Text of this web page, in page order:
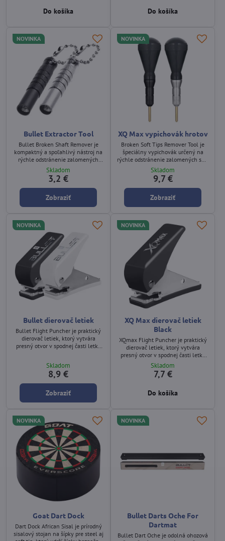
sáčku s logom.
Do košíka Do košíka
NOVINKA
Bullet Extractor Tool
Bullet Broken Shaft Remover je
kompaktný a spoľahlivý nástroj na
rýchle odstránenie zalomených
násadiek (shaftov) a zalomených
plastových hrotov (soft tipov) zo
závitu tela šípky. Dostupný v
prevedeniach black a silver.
Skladom
3,2 €
Zobraziť
NOVINKA
XQ Max vypichovák hrotov
Broken Soft Tips Remover Tool je
špeciálny vypichovák určený na
rýchle odstránenie zalomených soft
hrotov zo segmentu elektronického
terča. Umožňuje bezpečné
vyčistenie otvoru bez poškodenia
segmentu. Dostupný v
prevedeniach black a black‑silver.
Skladom
9,7 €
Zobraziť
NOVINKA
Bullet dierovač letiek
Bullet Flight Puncher je praktický
dierovač letiek, ktorý vytvára
presný otvor v spodnej časti letky
uchytenie letky v násadke a
zlepšuje stabilitu počas hry.
Dostupný v čiernej a bielej farbe.
Skladom
8,9 €
Zobraziť
NOVINKA
XQ Max dierovač letiek
Black
XQmax Flight Puncher je praktický
dierovač letiek, ktorý vytvára
presný otvor v spodnej časti letky
pre použitie s krúžkom alebo
pružinkou. Zabezpečuje pevnejšie
uchytenie letky v násadke a
čierna.
Skladom
7,7 €
Do košíka
NOVINKA
Goat Dart Dock
Dart Dock African Sisal je prírodný
sisalový stojan na šípky pre steel aj
NOVINKA
Bullet Darts Oche For
Dartmat
Bullet Dart Oche je odolná ohozová